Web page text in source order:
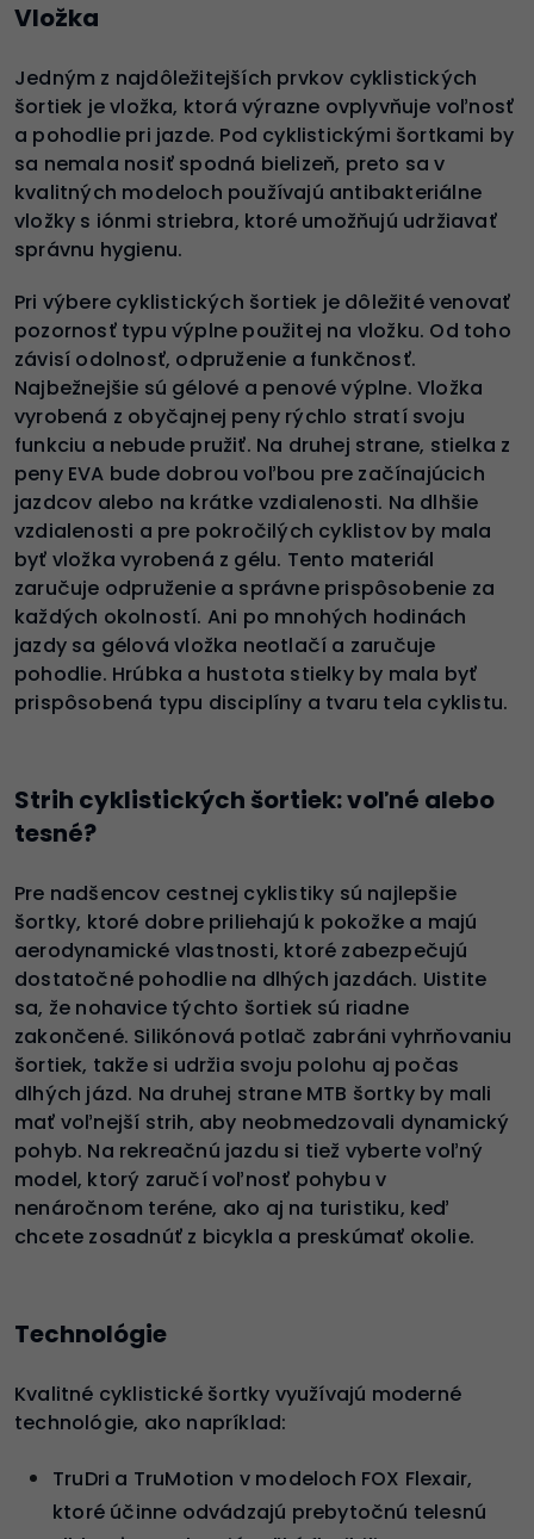
Vložka
Jedným z najdôležitejších prvkov cyklistických
šortiek je vložka, ktorá výrazne ovplyvňuje voľnosť
a pohodlie pri jazde. Pod cyklistickými šortkami by
sa nemala nosiť spodná bielizeň, preto sa v
kvalitných modeloch používajú antibakteriálne
vložky s iónmi striebra, ktoré umožňujú udržiavať
správnu hygienu.
Pri výbere cyklistických šortiek je dôležité venovať
pozornosť typu výplne použitej na vložku. Od toho
závisí odolnosť, odpruženie a funkčnosť.
Najbežnejšie sú gélové a penové výplne. Vložka
vyrobená z obyčajnej peny rýchlo stratí svoju
funkciu a nebude pružiť. Na druhej strane, stielka z
peny EVA bude dobrou voľbou pre začínajúcich
jazdcov alebo na krátke vzdialenosti. Na dlhšie
vzdialenosti a pre pokročilých cyklistov by mala
byť vložka vyrobená z gélu. Tento materiál
zaručuje odpruženie a správne prispôsobenie za
každých okolností. Ani po mnohých hodinách
jazdy sa gélová vložka neotlačí a zaručuje
pohodlie. Hrúbka a hustota stielky by mala byť
prispôsobená typu disciplíny a tvaru tela cyklistu.
Strih cyklistických šortiek: voľné alebo
tesné?
Pre nadšencov cestnej cyklistiky sú najlepšie
šortky, ktoré dobre priliehajú k pokožke a majú
aerodynamické vlastnosti, ktoré zabezpečujú
dostatočné pohodlie na dlhých jazdách. Uistite
sa, že nohavice týchto šortiek sú riadne
zakončené. Silikónová potlač zabráni vyhrňovaniu
šortiek, takže si udržia svoju polohu aj počas
dlhých jázd. Na druhej strane MTB šortky by mali
mať voľnejší strih, aby neobmedzovali dynamický
pohyb. Na rekreačnú jazdu si tiež vyberte voľný
model, ktorý zaručí voľnosť pohybu v
nenáročnom teréne, ako aj na turistiku, keď
chcete zosadnúť z bicykla a preskúmať okolie.
Technológie
Kvalitné cyklistické šortky využívajú moderné
technológie, ako napríklad:
TruDri a TruMotion v modeloch FOX Flexair,
ktoré účinne odvádzajú prebytočnú telesnú